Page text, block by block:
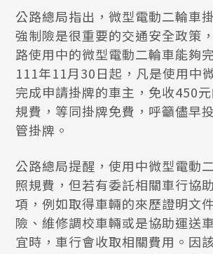
公路總局指出，微型電動二輪車
強制險是很重要的交通安全政策
路使用中的微型電動二輪車能夠
111年11月30日起，凡是使用中
完成申請掛牌的車主，免收450
規費，等同掛牌免費，呼籲儘早
管掛牌。
公路總局提醒，使用中微型電動
照規費，但若有委託相關車行協
項，例如取得車輛的來歷證明文
險、維修調校車輛或是協助運送
宜時，車行會收取相關費用。因